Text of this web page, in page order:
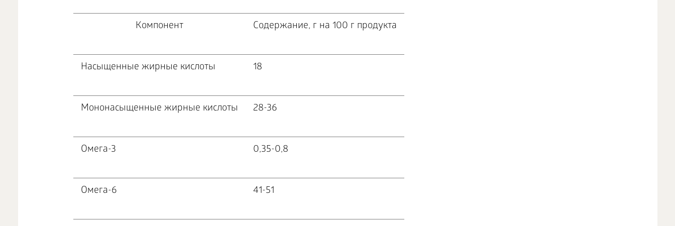
Компонент Содержание, г на 100 г продукта
Насыщенные жирные кислоты 18
Мононасыщенные жирные кислоты 28-36
Омега-3 0,35-0,8
Омега-6 41-51